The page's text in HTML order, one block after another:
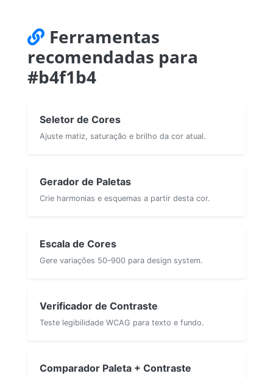
Ferramentas
recomendadas para
#b4f1b4
Seletor de Cores
Ajuste matiz, saturação e brilho da cor atual.
Gerador de Paletas
Crie harmonias e esquemas a partir desta cor.
Escala de Cores
Gere variações 50–900 para design system.
Verificador de Contraste
Teste legibilidade WCAG para texto e fundo.
Comparador Paleta + Contraste